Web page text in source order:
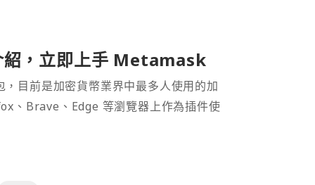
，立即上手 Metamask
目前是加密貨幣業界中最多人使用的加
、Brave、Edge 等瀏覽器上作為插件使